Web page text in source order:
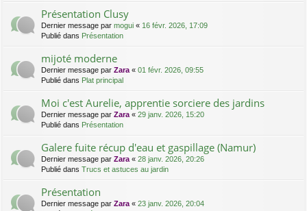
Présentation Clusy
Dernier message par mogui « 16 févr. 2026, 17:09
Publié dans Présentation
mijoté moderne
Dernier message par Zara « 01 févr. 2026, 09:55
Publié dans Plat principal
Moi c'est Aurelie, apprentie sorciere des jardins
Dernier message par Zara « 29 janv. 2026, 15:20
Publié dans Présentation
Galere fuite récup d'eau et gaspillage (Namur)
Dernier message par Zara « 28 janv. 2026, 20:26
Publié dans Trucs et astuces au jardin
Présentation
Dernier message par Zara « 23 janv. 2026, 20:04